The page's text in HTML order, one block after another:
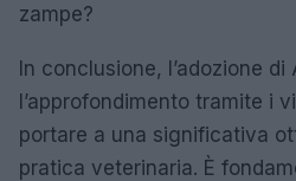
zampe?
In conclusione, l’adozione di
l’approfondimento tramite i
portare a una significativa
pratica veterinaria. È